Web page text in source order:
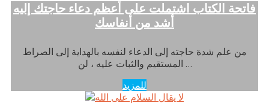
فاتحة الكتاب اشتملت على أعظم دعاء حاجتك إليه
أشد من أنفاسك
من علم شدة حاجته إلى الدعاء لنفسه بالهداية إلى الصراط
المستقيم والثبات عليه ، لن …
للمزيد